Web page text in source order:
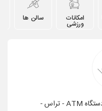
امکانات
ورزشی
سالن ها
فروشگاه - پاركينگ - ماهواره - دستگاه ATM - تراس -